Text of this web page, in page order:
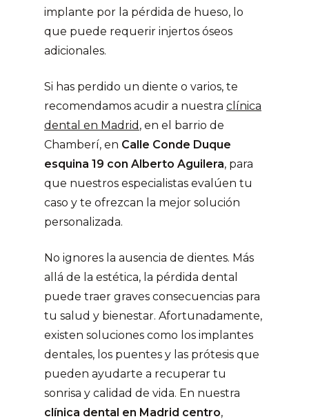
implante por la pérdida de hueso, lo
que puede requerir injertos óseos
adicionales.
Si has perdido un diente o varios, te
recomendamos acudir a nuestra clínica
dental en Madrid , en el barrio de
Chamberí, en Calle Conde Duque
esquina 19 con Alberto Aguilera, para
que nuestros especialistas evalúen tu
caso y te ofrezcan la mejor solución
personalizada.
No ignores la ausencia de dientes. Más
allá de la estética, la pérdida dental
puede traer graves consecuencias para
tu salud y bienestar. Afortunadamente,
existen soluciones como los implantes
dentales, los puentes y las prótesis que
pueden ayudarte a recuperar tu
sonrisa y calidad de vida. En nuestra
clínica dental en Madrid centro,